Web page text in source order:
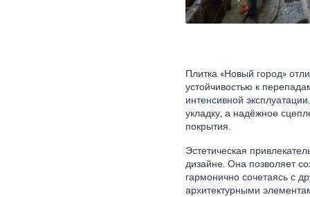
Плитка «Новый город»
устойчивостью к
интенсивной
укладку, а надёжное
покрытия.
Эстетическая
дизайне. Она позволяет
гармонично сочетаясь с
архитектурными